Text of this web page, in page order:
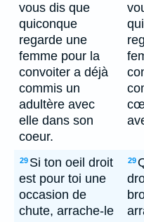
vous dis que
quiconque
regarde une
femme pour la
convoiter a déjà
commis un
adultère avec
elle dans son
coeur.
29 Si ton oeil droit
est pour toi une
occasion de
chute, arrache-le
29